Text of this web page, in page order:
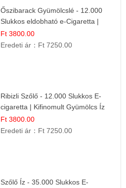
Őszibarack Gyümölcslé - 12.000
Slukkos eldobható e-Cigaretta |
Friss Gyümölcs Íz
Ft 3800.00
Eredeti ár： Ft 7250.00
Ribizli Szőlő - 12.000 Slukkos E-
cigaretta | Kifinomult Gyümölcs Íz
Ft 3800.00
Eredeti ár： Ft 7250.00
Szőlő Íz - 35.000 Slukkos E-